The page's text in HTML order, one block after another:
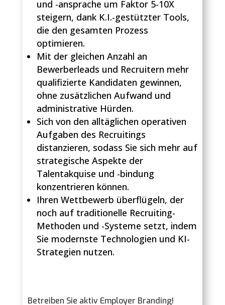
und -ansprache um Faktor 5-10X
steigern, dank K.I.-gestützter Tools,
die den gesamten Prozess
optimieren.
Mit der gleichen Anzahl an
Bewerberleads und Recruitern mehr
qualifizierte Kandidaten gewinnen,
ohne zusätzlichen Aufwand und
administrative Hürden.
Sich von den alltäglichen operativen
Aufgaben des Recruitings
distanzieren, sodass Sie sich mehr auf
strategische Aspekte der
Talentakquise und -bindung
konzentrieren können.
Ihren Wettbewerb überflügeln, der
noch auf traditionelle Recruiting-
Methoden und -Systeme setzt, indem
Sie modernste Technologien und KI-
Strategien nutzen.
Betreiben Sie aktiv Employer Branding!